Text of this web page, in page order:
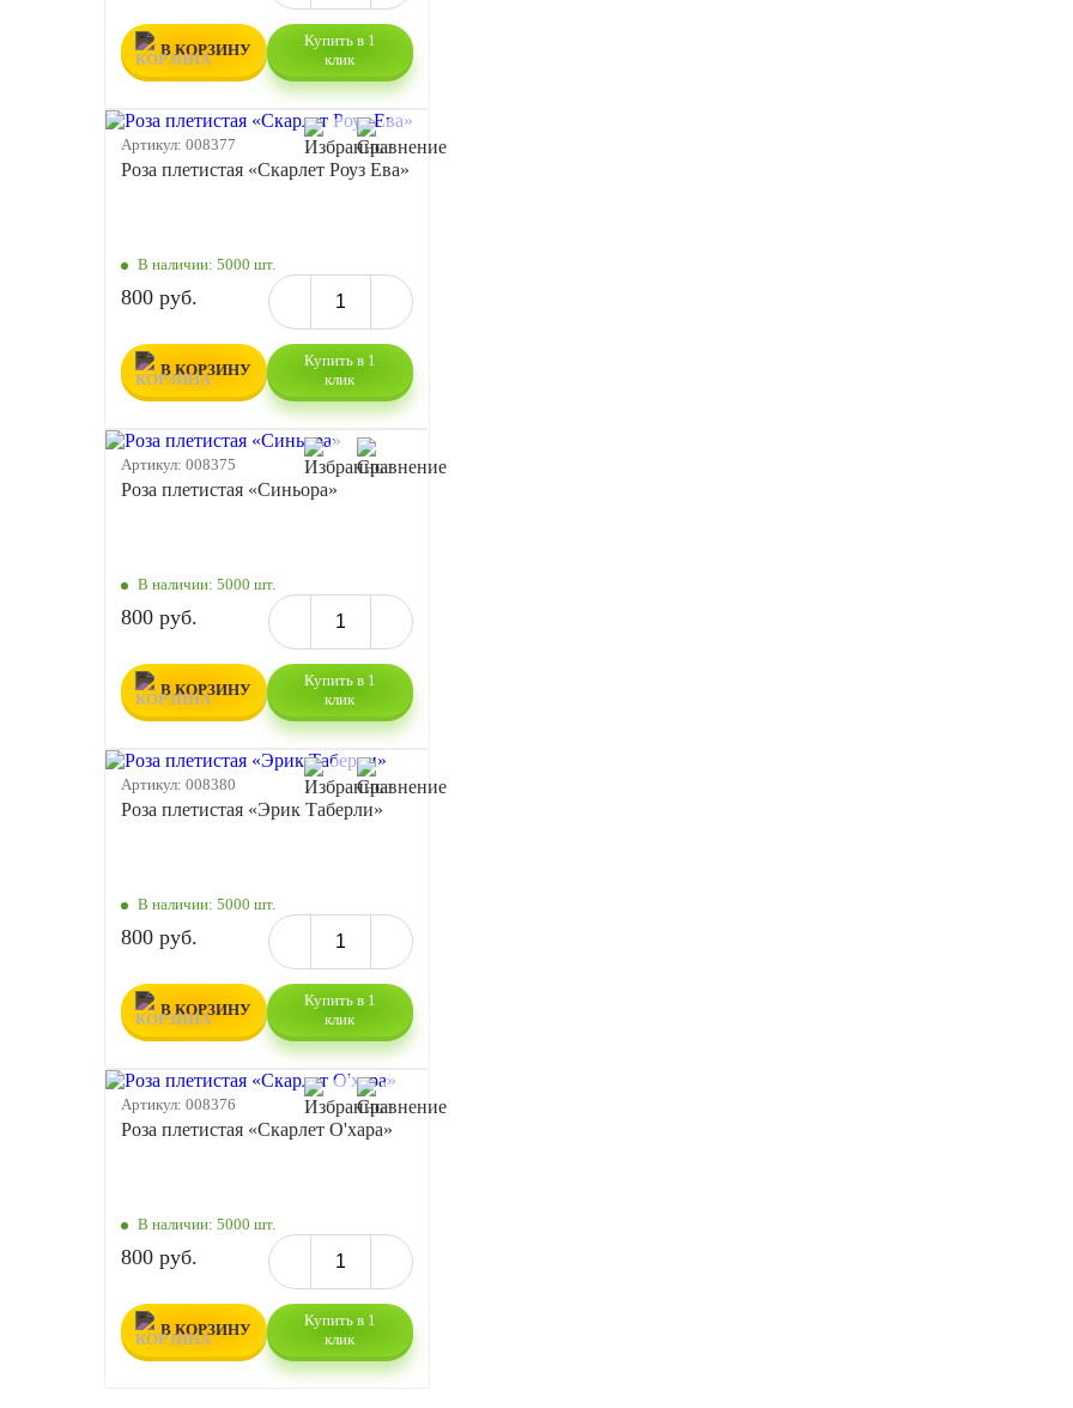
В КОРЗИНУ
Купить в 1
клик
Артикул: 008377
Роза плетистая «Скарлет Роуз Ева»
В наличии: 5000 шт.
800 руб.
В КОРЗИНУ
Купить в 1
клик
Артикул: 008375
Роза плетистая «Синьора»
В наличии: 5000 шт.
800 руб.
В КОРЗИНУ
Купить в 1
клик
Артикул: 008380
Роза плетистая «Эрик Таберли»
В наличии: 5000 шт.
800 руб.
В КОРЗИНУ
Купить в 1
клик
Артикул: 008376
Роза плетистая «Скарлет О'хара»
В наличии: 5000 шт.
800 руб.
В КОРЗИНУ
Купить в 1
клик